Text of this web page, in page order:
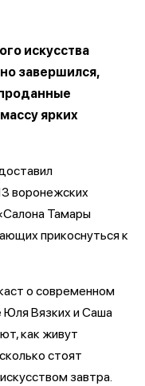
искусства
завершился,
ярких
воронежских
Тамары
прикоснуться к
о современном
Юля Вязких и Саша
как живут
стоят
завтра.